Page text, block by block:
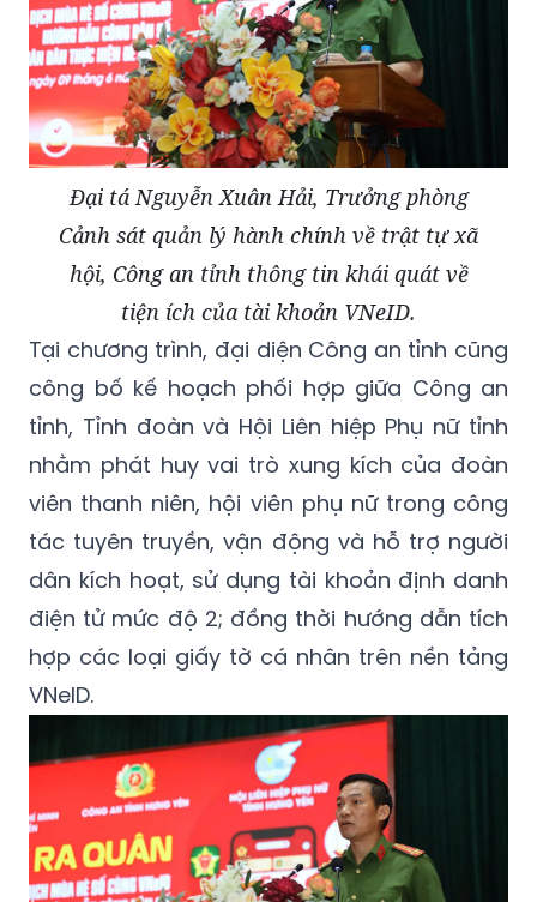
Đại tá Nguyễn Xuân Hải, Trưởng phòng
Cảnh sát quản lý hành chính về trật tự xã
hội, Công an tỉnh thông tin khái quát về
tiện ích của tài khoản VNeID.
Tại chương trình, đại diện Công an tỉnh cũng
công bố kế hoạch phối hợp giữa Công an
tỉnh, Tỉnh đoàn và Hội Liên hiệp Phụ nữ tỉnh
nhằm phát huy vai trò xung kích của đoàn
viên thanh niên, hội viên phụ nữ trong công
tác tuyên truyền, vận động và hỗ trợ người
dân kích hoạt, sử dụng tài khoản định danh
điện tử mức độ 2; đồng thời hướng dẫn tích
hợp các loại giấy tờ cá nhân trên nền tảng
VNeID.